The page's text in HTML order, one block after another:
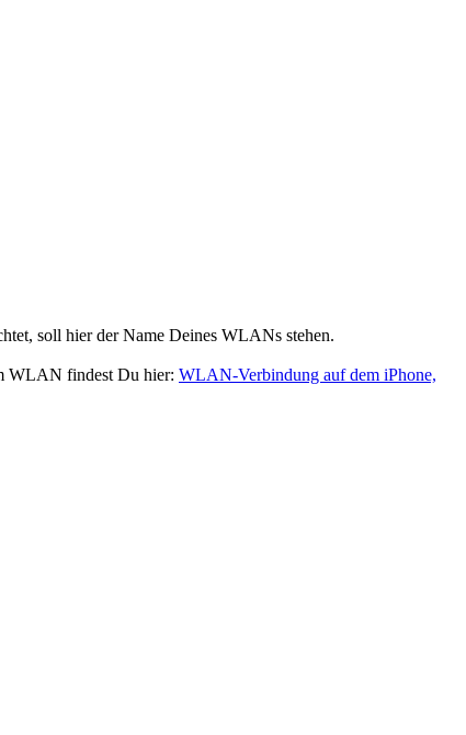
soll hier der Name Deines WLANs stehen.
WLAN findest Du hier: WLAN-Verbindung auf dem iPhone,